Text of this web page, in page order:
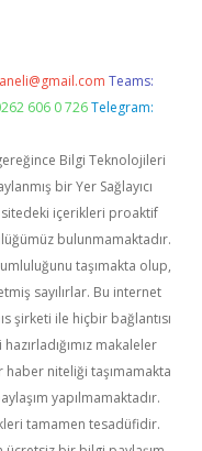
Teams:
606 0 726 Telegram:
Bilgi Teknolojileri
bir Yer Sağlayıcı
içerikleri proaktif
bulunmamaktadır.
taşımakta olup,
sayılırlar. Bu internet
şirketi ile hiçbir bağlantısı
makaleler
haber niteliği taşımamakta
yapılmamaktadır.
tamamen tesadüfidir.